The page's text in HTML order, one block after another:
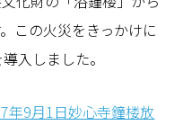
この火災をきっかけに
入しました。
年9月1日妙心寺鐘楼放